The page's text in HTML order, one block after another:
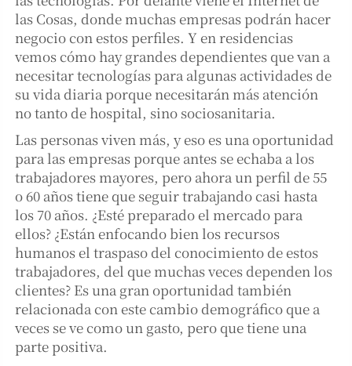
las Cosas, donde muchas empresas podrán hacer
negocio con estos perfiles. Y en residencias
vemos cómo hay grandes dependientes que van a
necesitar tecnologías para algunas actividades de
su vida diaria porque necesitarán más atención
no tanto de hospital, sino sociosanitaria.
Las personas viven más, y eso es una oportunidad
para las empresas porque antes se echaba a los
trabajadores mayores, pero ahora un perfil de 55
o 60 años tiene que seguir trabajando casi hasta
los 70 años. ¿Esté preparado el mercado para
ellos? ¿Están enfocando bien los recursos
humanos el traspaso del conocimiento de estos
trabajadores, del que muchas veces dependen los
clientes? Es una gran oportunidad también
relacionada con este cambio demográfico que a
veces se ve como un gasto, pero que tiene una
parte positiva.